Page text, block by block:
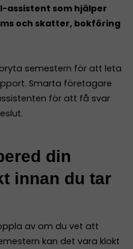
assistent som hjälper
och skatter, bokföring
semestern för att leta
Smarta företagare
för att få svar
din
innan du tar
av om du vet att
kan det vara klokt